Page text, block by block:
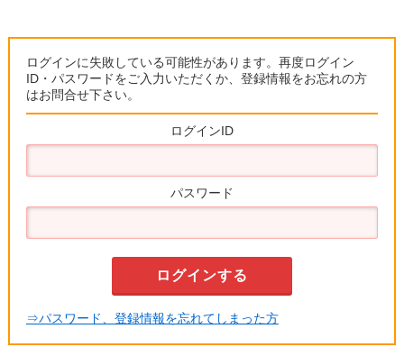
ログインに失敗している可能性があります。再度ログイン
ID・パスワードをご入力いただくか、登録情報をお忘れの方
はお問合せ下さい。
ログインID
パスワード
⇒パスワード、登録情報を忘れてしまった方